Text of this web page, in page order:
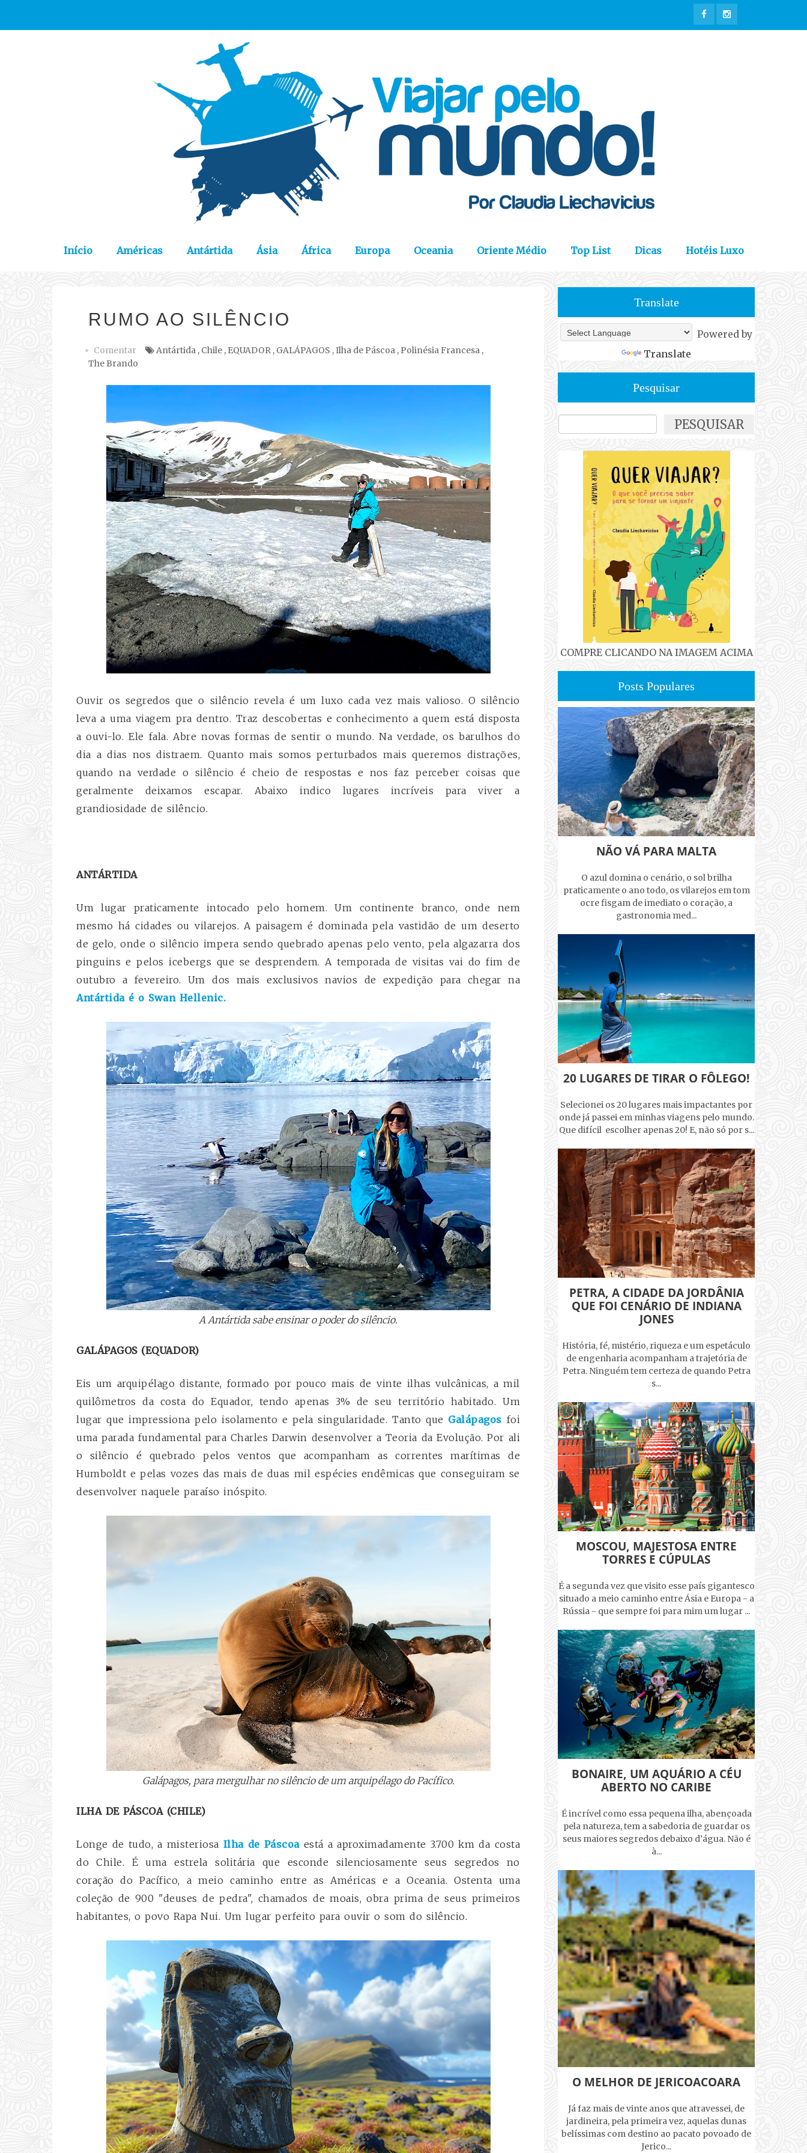
Início Américas Antártida Ásia África Europa Oceania Oriente Médio Top List Dicas Hotéis Luxo
RUMO AO SILÊNCIO
Comentar Antártida , Chile , EQUADOR , GALÁPAGOS ,Ilha de Páscoa , Polinésia Francesa ,
The Brando
Ouvir os segredos que o silêncio revela é um luxo cada vez mais valioso. O silêncio
leva a uma viagem pra dentro. Traz descobertas e conhecimento a quem está disposta
a ouvi-lo. Ele fala. Abre novas formas de sentir o mundo. Na verdade, os barulhos do
dia a dias nos distraem. Quanto mais somos perturbados mais queremos distrações,
quando na verdade o silêncio é cheio de respostas e nos faz perceber coisas que
geralmente deixamos escapar. Abaixo indico lugares incríveis para viver a
grandiosidade de silêncio.
ANTÁRTIDA
Um lugar praticamente intocado pelo homem. Um continente branco, onde nem
mesmo há cidades ou vilarejos. A paisagem é dominada pela vastidão de um deserto
de gelo, onde o silêncio impera sendo quebrado apenas pelo vento, pela algazarra dos
pinguins e pelos icebergs que se desprendem. A temporada de visitas vai do fim de
outubro a fevereiro. Um dos mais exclusivos navios de expedição para chegar na
Antártida é o Swan Hellenic.
A Antártida sabe ensinar o poder do silêncio.
GALÁPAGOS (EQUADOR)
Eis um arquipélago distante, formado por pouco mais de vinte ilhas vulcânicas, a mil
quilômetros da costa do Equador, tendo apenas 3% de seu território habitado. Um
lugar que impressiona pelo isolamento e pela singularidade. Tanto que Galápagos foi
uma parada fundamental para Charles Darwin desenvolver a Teoria da Evolução. Por ali
o silêncio é quebrado pelos ventos que acompanham as correntes marítimas de
Humboldt e pelas vozes das mais de duas mil espécies endêmicas que conseguiram se
desenvolver naquele paraíso inóspito.
Galápagos, para mergulhar no silêncio de um arquipélago do Pacífico.
ILHA DE PÁSCOA (CHILE)
Longe de tudo, a misteriosa Ilha de Páscoa está a aproximadamente 3.700 km da costa
do Chile. É uma estrela solitária que esconde silenciosamente seus segredos no
coração do Pacífico, a meio caminho entre as Américas e a Oceania. Ostenta uma
coleção de 900 "deuses de pedra", chamados de moais, obra prima de seus primeiros
habitantes, o povo Rapa Nui. Um lugar perfeito para ouvir o som do silêncio.
Translate
Powered by
Translate
Pesquisar
COMPRE CLICANDO NA IMAGEM ACIMA
Posts Populares
NÃO VÁ PARA MALTA
O azul domina o cenário, o sol brilha
praticamente o ano todo, os vilarejos em tom
ocre fisgam de imediato o coração, a
gastronomia med...
20 LUGARES DE TIRAR O FÔLEGO!
Selecionei os 20 lugares mais impactantes por
onde já passei em minhas viagens pelo mundo.
Que difícil escolher apenas 20! E, não só por s...
PETRA, A CIDADE DA JORDÂNIA
QUE FOI CENÁRIO DE INDIANA
JONES
História, fé, mistério, riqueza e um espetáculo
de engenharia acompanham a trajetória de
Petra. Ninguém tem certeza de quando Petra
s...
MOSCOU, MAJESTOSA ENTRE
TORRES E CÚPULAS
É a segunda vez que visito esse país gigantesco
situado a meio caminho entre Ásia e Europa - a
Rússia - que sempre foi para mim um lugar ...
BONAIRE, UM AQUÁRIO A CÉU
ABERTO NO CARIBE
É incrível como essa pequena ilha, abençoada
pela natureza, tem a sabedoria de guardar os
seus maiores segredos debaixo d’água. Não é
à...
O MELHOR DE JERICOACOARA
Já faz mais de vinte anos que atravessei, de
jardineira, pela primeira vez, aquelas dunas
belíssimas com destino ao pacato povoado de
Jerico...